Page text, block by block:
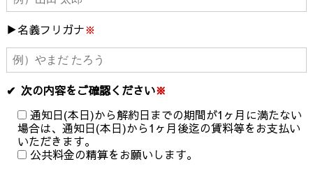
名義フリガナ※
次の内容をご確認ください※
通知日(本日)から解約日までの期間が1ヶ月に満たない
場合は、通知日(本日)から1ヶ月後迄の賃料等をお支払い
いただきます。
公共料金の精算をお願いします。